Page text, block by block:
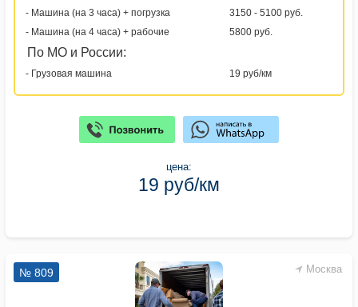
- Машина (на 3 часа) + погрузка
3150 - 5100 руб.
- Машина (на 4 часа) + рабочие
5800 руб.
По МО и России:
- Грузовая машина 19 руб/км
цена:
19 руб/км
Москва
№ 809